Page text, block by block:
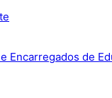
Encarregados de